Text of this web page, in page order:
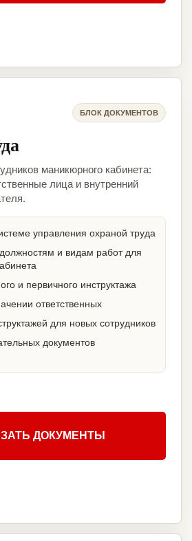
БЛОК ДОКУМЕНТОВ
маникюрного кабинета:
лица и внутренний
управления охраной труда
и видам работ для
и первичного инструктажа
ответственных
для новых сотрудников
документов
ДОКУМЕНТЫ